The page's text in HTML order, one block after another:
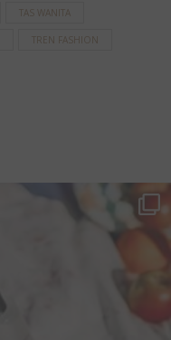
TAS WANITA
TREN FASHION